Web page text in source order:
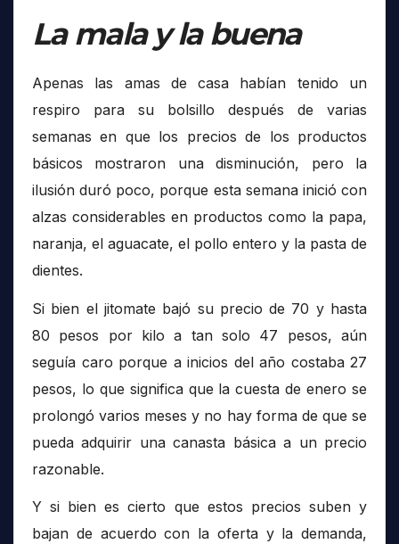
La mala y la buena
Apenas las amas de casa habían tenido un
respiro para su bolsillo después de varias
semanas en que los precios de los productos
básicos mostraron una disminución, pero la
ilusión duró poco, porque esta semana inició con
alzas considerables en productos como la papa,
naranja, el aguacate, el pollo entero y la pasta de
dientes.
Si bien el jitomate bajó su precio de 70 y hasta
80 pesos por kilo a tan solo 47 pesos, aún
seguía caro porque a inicios del año costaba 27
pesos, lo que significa que la cuesta de enero se
prolongó varios meses y no hay forma de que se
pueda adquirir una canasta básica a un precio
razonable.
Y si bien es cierto que estos precios suben y
bajan de acuerdo con la oferta y la demanda,